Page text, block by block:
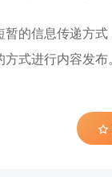
的信息传递方
式进行内容发布。